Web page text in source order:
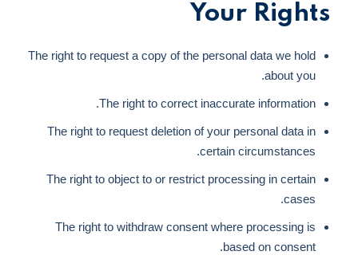
Your Rights
The right to request a copy of the personal data we hold
about you.
The right to correct inaccurate information.
The right to request deletion of your personal data in
certain circumstances.
The right to object to or restrict processing in certain
cases.
The right to withdraw consent where processing is
based on consent.